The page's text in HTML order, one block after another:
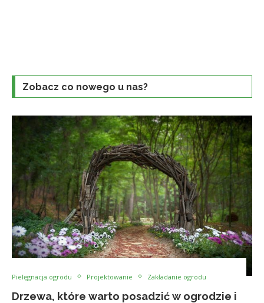
Zobacz co nowego u nas?
Pielęgnacja ogrodu Projektowanie Zakładanie ogrodu
Drzewa, które warto posadzić w ogrodzie i